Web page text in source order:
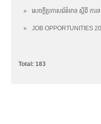
» សេចក្តីប្រកាសព័ត៌មាន ស្តីពី កា
» JOB OPPORTUNITIES
Total: 183